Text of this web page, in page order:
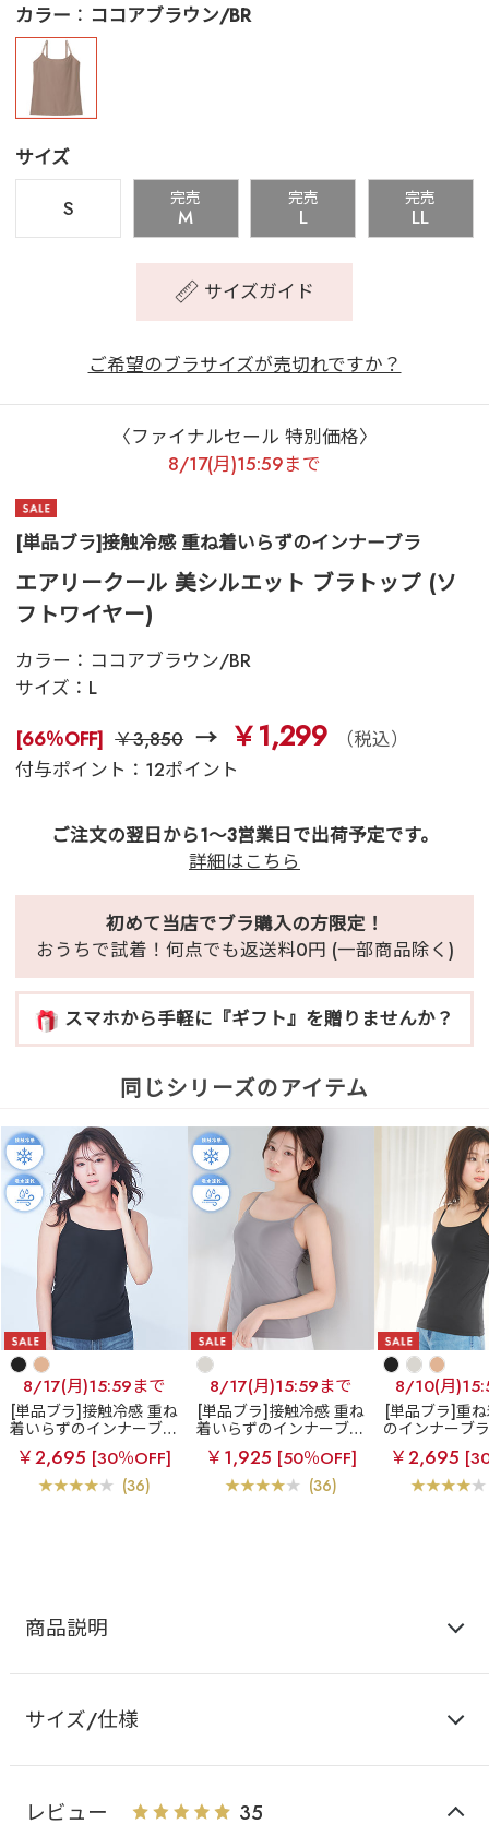
カラー ココアブラウン/BR
サイズ
S
完売
M
完売
L
完売
LL
サイズガイド
ご希望のブラサイズが売切れですか？
〈ファイナルセール 特別価格〉
8/17(月)15:59まで
[単品ブラ]接触冷感 重ね着いらずのインナーブラ
エアリークール 美シルエット ブラトップ (ソ
フトワイヤー)
カラー： ココアブラウン/BR
サイズ： L
[66％OFF] ￥3,850 ￥1,299
（税込）
付与ポイント：12ポイント
ご注文の翌日から1～3営業日で出荷予定です。
詳細はこちら
初めて当店でブラ購入の方限定！
おうちで試着！何点でも返送料0円 (一部商品除く)
スマホから手軽に『ギフト』を贈りませんか？
同じシリーズのアイテム
8/17(月)15:59まで
[単品ブラ]接触冷感 重ね
着いらずのインナーブラ
エアリークール 美シル
エット ブラトップ (ソフ
トワイヤー)
￥2,695 [30％OFF]
(36)
8/17(月)15:59まで
[単品ブラ]接触冷感 重ね
着いらずのインナーブラ
エアリークール 美シル
エット ブラトップ (ソフ
トワイヤー)
￥1,925 [50％OFF]
(36)
8/10(月
[単品ブラ]重
のインナーブラ
エット ブラト
トワイ
￥2,695
商品説明
サイズ/仕様
レビュー 35